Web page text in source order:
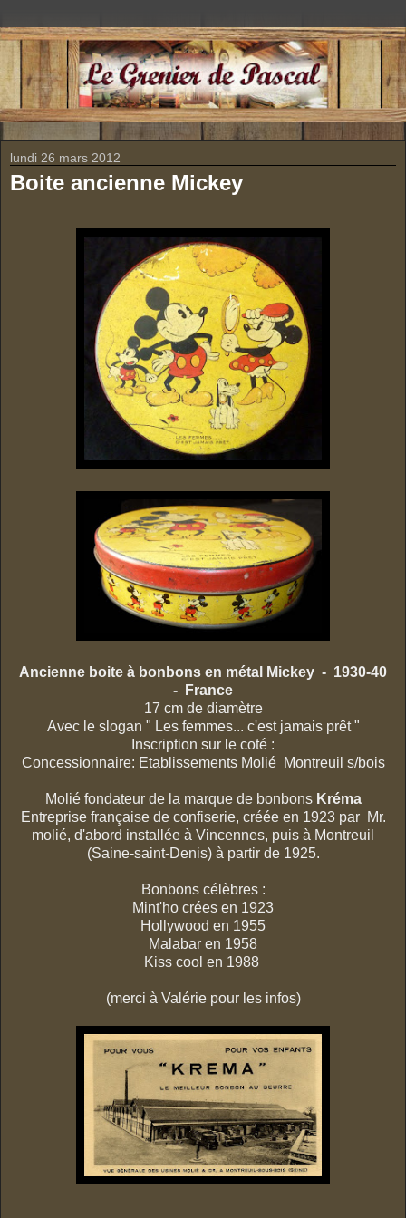
lundi 26 mars 2012
Boite ancienne Mickey
Ancienne boite à bonbons en métal Mickey - 1930-40
- France
17 cm de diamètre
Avec le slogan " Les femmes... c'est jamais prêt "
Inscription sur le coté :
Concessionnaire: Etablissements Molié Montreuil s/bois
Molié fondateur de la marque de bonbons Kréma
Entreprise française de confiserie, créée en 1923 par Mr.
molié, d'abord installée à Vincennes, puis à Montreuil
(Saine-saint-Denis) à partir de 1925.
Bonbons célèbres :
Mint'ho crées en 1923
Hollywood en 1955
Malabar en 1958
Kiss cool en 1988
(merci à Valérie pour les infos)